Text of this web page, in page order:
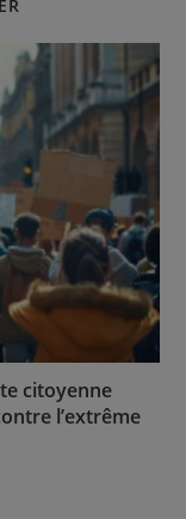
citoyenne
l’extrême